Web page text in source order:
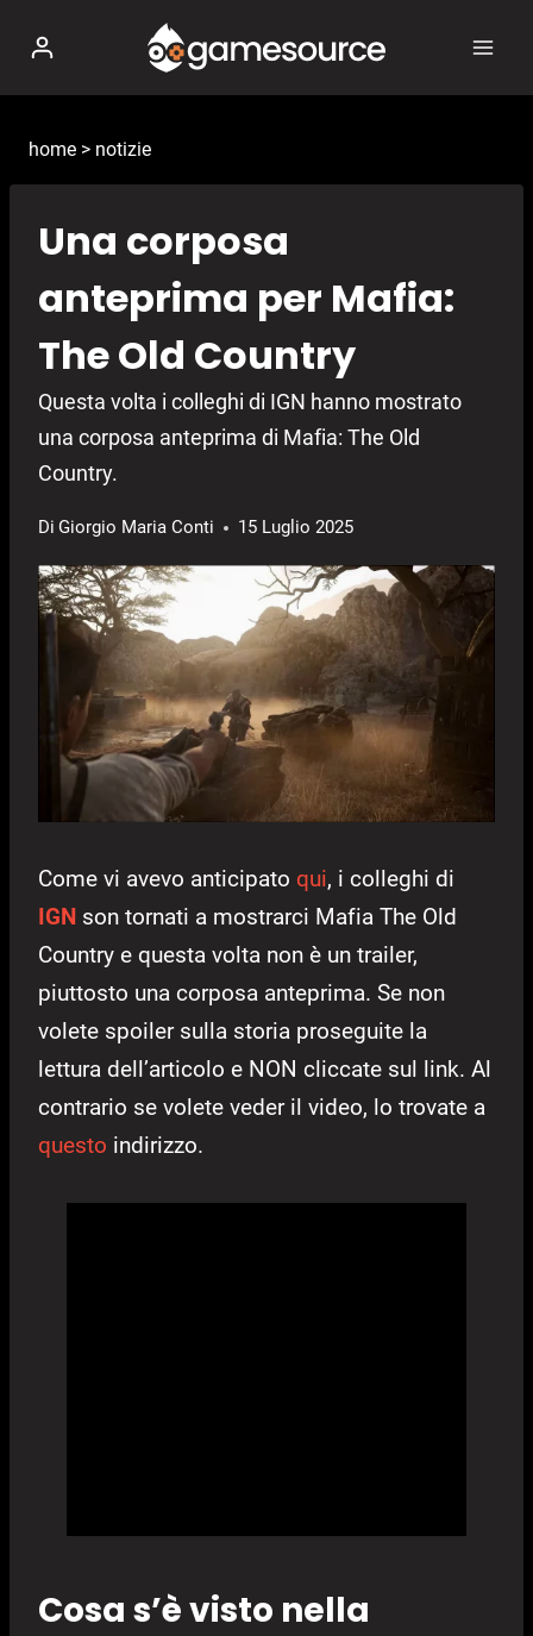
contenuto
home > notizie
Una corposa
anteprima per Mafia:
The Old Country
Questa volta i colleghi di IGN hanno mostrato
una corposa anteprima di Mafia: The Old
Country.
Di Giorgio Maria Conti 15 Luglio 2025
Come vi avevo anticipato qui, i colleghi di
IGN son tornati a mostrarci Mafia The Old
Country e questa volta non è un trailer,
piuttosto una corposa anteprima. Se non
volete spoiler sulla storia proseguite la
lettura dell’articolo e NON cliccate sul link. Al
contrario se volete veder il video, lo trovate a
questo indirizzo.
Cosa s’è visto nella